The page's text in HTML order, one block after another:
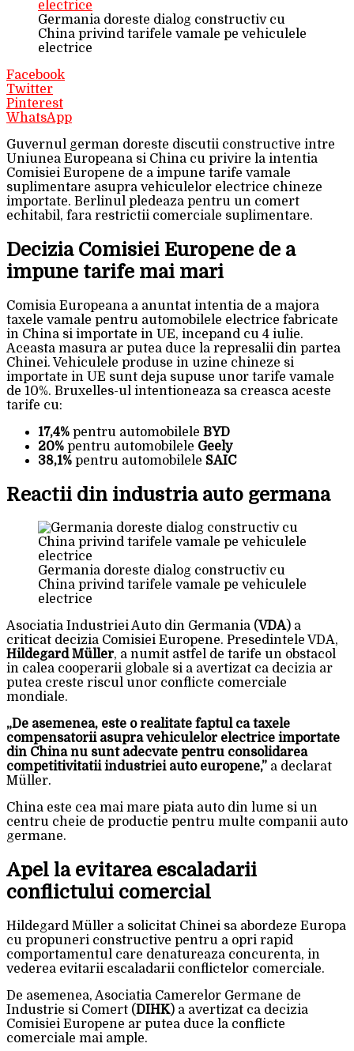
Germania doreste dialog constructiv cu
China privind tarifele vamale pe vehiculele
electrice
Facebook
Twitter
Pinterest
WhatsApp
Guvernul german doreste discutii constructive intre
Uniunea Europeana si China cu privire la intentia
Comisiei Europene de a impune tarife vamale
suplimentare asupra vehiculelor electrice chineze
importate. Berlinul pledeaza pentru un comert
echitabil, fara restrictii comerciale suplimentare.
Decizia Comisiei Europene de a
impune tarife mai mari
Comisia Europeana a anuntat intentia de a majora
taxele vamale pentru automobilele electrice fabricate
in China si importate in UE, incepand cu 4 iulie.
Aceasta masura ar putea duce la represalii din partea
Chinei. Vehiculele produse in uzine chineze si
importate in UE sunt deja supuse unor tarife vamale
de 10%. Bruxelles-ul intentioneaza sa creasca aceste
tarife cu:
17,4% pentru automobilele BYD
20% pentru automobilele Geely
38,1% pentru automobilele SAIC
Reactii din industria auto germana
Germania doreste dialog constructiv cu
China privind tarifele vamale pe vehiculele
electrice
Asociatia Industriei Auto din Germania (VDA) a
criticat decizia Comisiei Europene. Presedintele VDA,
Hildegard Müller, a numit astfel de tarife un obstacol
in calea cooperarii globale si a avertizat ca decizia ar
putea creste riscul unor conflicte comerciale
mondiale.
„De asemenea, este o realitate faptul ca taxele
compensatorii asupra vehiculelor electrice importate
din China nu sunt adecvate pentru consolidarea
competitivitatii industriei auto europene,” a declarat
Müller.
China este cea mai mare piata auto din lume si un
centru cheie de productie pentru multe companii auto
germane.
Apel la evitarea escaladarii
conflictului comercial
Hildegard Müller a solicitat Chinei sa abordeze Europa
cu propuneri constructive pentru a opri rapid
comportamentul care denatureaza concurenta, in
vederea evitarii escaladarii conflictelor comerciale.
De asemenea, Asociatia Camerelor Germane de
Industrie si Comert (DIHK) a avertizat ca decizia
Comisiei Europene ar putea duce la conflicte
comerciale mai ample.